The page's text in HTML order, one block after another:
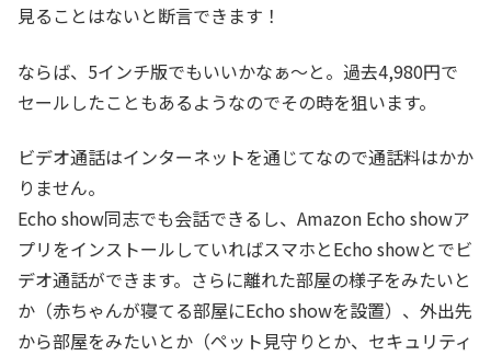
見ることはないと断言できます！
ならば、5インチ版でもいいかなぁ～と。過去4,980円で
セールしたこともあるようなのでその時を狙います。
ビデオ通話はインターネットを通じてなので通話料はかか
りません。
Echo show同志でも会話できるし、Amazon Echo showア
プリをインストールしていればスマホとEcho showとでビ
デオ通話ができます。さらに離れた部屋の様子をみたいと
か（赤ちゃんが寝てる部屋にEcho showを設置）、外出先
から部屋をみたいとか（ペット見守りとか、セキュリティ